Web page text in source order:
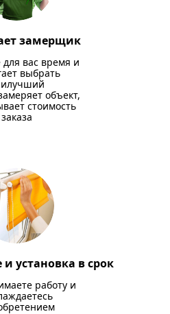
замерщик
для вас время и
выбрать
объект,
стоимость
заказа
установка в срок
работу и